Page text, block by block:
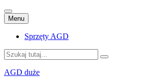
Menu Przejdź
do
treści
Sprzęty AGD
Szukaj:
AGD duże